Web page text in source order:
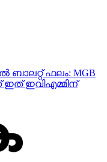
ബാലറ്റ് ഫലം: MGB
ഇത് ഇവിഎമ്മിന്